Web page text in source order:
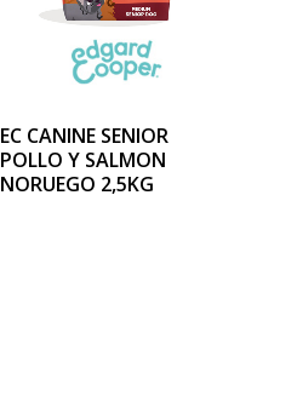
EC CANINE SENIOR
POLLO Y SALMON
NORUEGO 2,5KG